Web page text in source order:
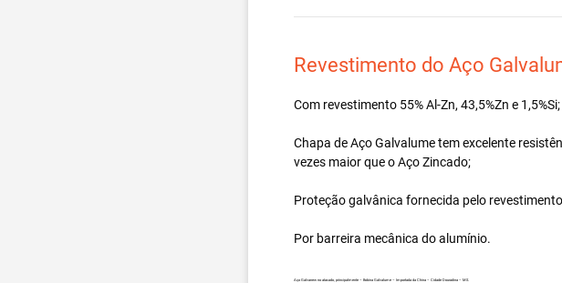
Revestimento do Aço
Com revestimento 55% Al-Zn, 43,5%Zn e 1,5%Si;
Chapa de Aço Galvalume tem excelente
vezes maior que o Aço Zincado;
Proteção galvânica fornecida pelo
Por barreira mecânica do alumínio.
Aço Galvanew no atacado, principalmente – Bobina Galvalume – Importada da China – Cidade Douradina – MS.